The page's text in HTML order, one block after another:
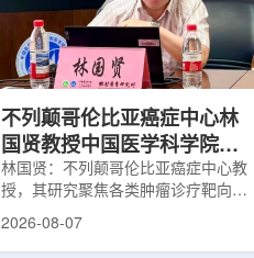
大，患者在治疗后通常需要阅读并执
行较为复杂的书面说明，这对部分患
者和护理人员而言存在理解和操作难
度。雷莫·乔治博士LifeNuclear由
不列颠哥伦比亚癌症中心林
国贤教授中国医学科学院放
射医学研究所开展学术交流
林国贤：不列颠哥伦比亚癌症中心教
授，其研究聚焦各类肿瘤诊疗靶向放
射性药物开发，迄今已主导/参与发
2026-08-07